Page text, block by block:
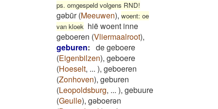
ps. omgespeld volgens RND!
gəbūr(Meeuwen), woent: oe
van kloek hië woent inne
geboeren (Vliermaalroot),
geburen: de geboere
(Eigenbilzen), geboere
(Hoeselt, ... ), geboeren
(Zonhoven), geburen
(Leopoldsburg, ... ), gebuure
(Geulle), gəboerən